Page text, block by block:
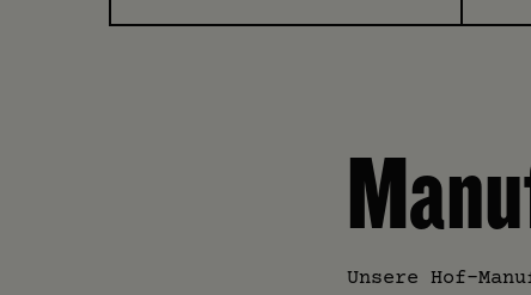
Unsere Hof-